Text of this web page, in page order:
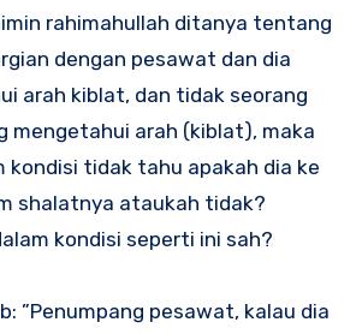
rahimahullah ditanya tentang
dengan pesawat dan dia
arah kiblat, dan tidak seorang
mengetahui arah (kiblat), maka
kondisi tidak tahu apakah dia ke
shalatnya ataukah tidak?
kondisi seperti ini sah?
”Penumpang pesawat, kalau dia